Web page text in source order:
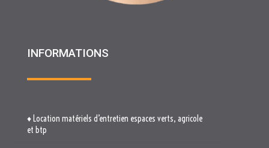
INFORMATIONS
♦ Location matériels d’entretien espaces verts, agricole
et btp